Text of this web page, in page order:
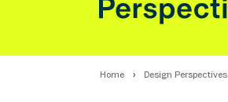
Home Design Perspectives